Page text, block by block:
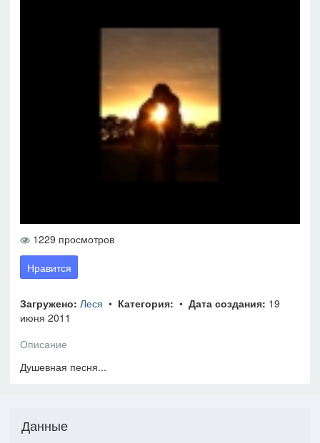
1229 просмотров
Нравится
Загружено: Леся • Категория: • Дата создания: 19
июня 2011
Описание
Душевная песня...
Данные